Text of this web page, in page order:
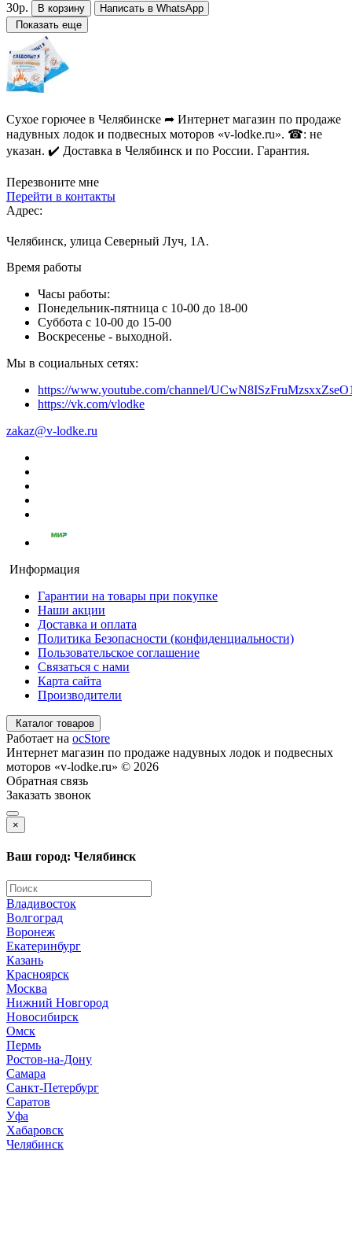
30р.
В корзину
Написать в WhatsApp
Показать еще
Сухое горючее в Челябинске ➦ Интернет магазин по продаже
надувных лодок и подвесных моторов «v-lodke.ru». ☎: не
указан. ✔️ Доставка в Челябинск и по России. Гарантия.
Перезвоните мне
Перейти в контакты
Адрес:
Челябинск, улица Северный Луч, 1А.
Время работы
Часы работы:
Понедельник-пятница с 10-00 до 18-00
Суббота с 10-00 до 15-00
Воскресенье - выходной.
Мы в социальных сетях:
https://www.youtube.com/channel/
https://vk.com/vlodke
zakaz@v-lodke.ru
Информация
Гарантии на товары при покупке
Наши акции
Доставка и оплата
Политика Безопасности (конфиденциальности)
Пользовательское соглашение
Связаться с нами
Карта сайта
Производители
Каталог товаров
Работает на ocStore
Интернет магазин по продаже надувных лодок и подвесных
моторов «v-lodke.ru» © 2026
Обратная связь
Заказать звонок
×
Ваш город: Челябинск
Владивосток
Волгоград
Воронеж
Екатеринбург
Казань
Красноярск
Москва
Нижний Новгород
Новосибирск
Омск
Пермь
Ростов-на-Дону
Самара
Санкт-Петербург
Саратов
Уфа
Хабаровск
Челябинск